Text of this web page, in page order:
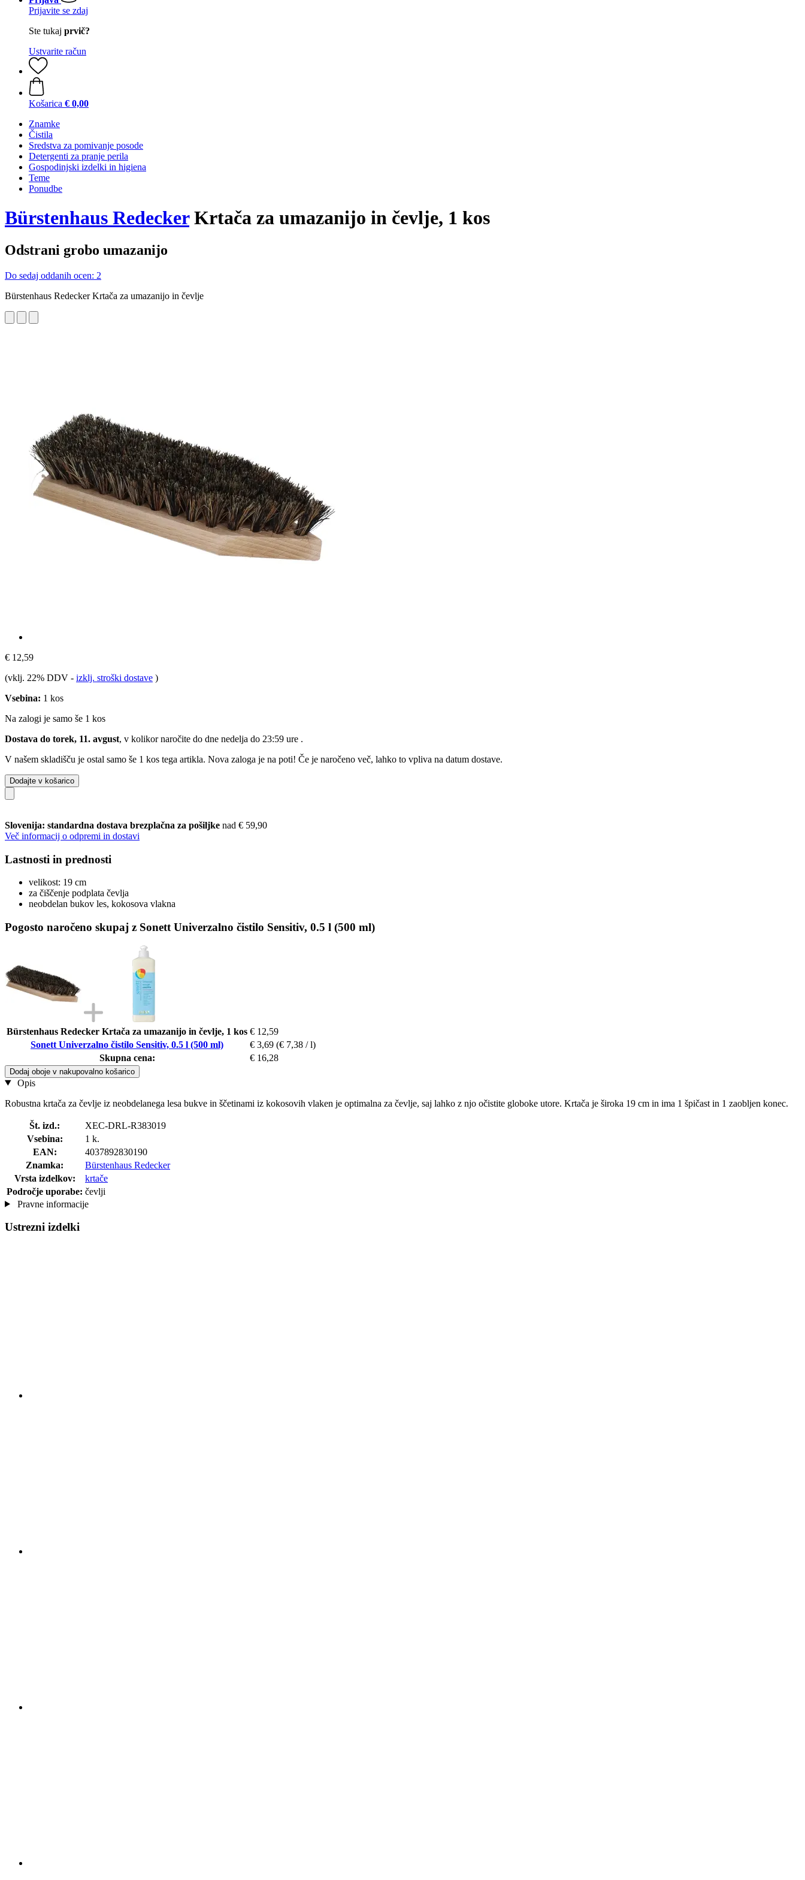
Prijavite se zdaj
Ste tukaj prvič?
Ustvarite račun
Košarica € 0,00
Znamke
Čistila
Sredstva za pomivanje posode
Detergenti za pranje perila
Gospodinjski izdelki in higiena
Teme
Ponudbe
Bürstenhaus RedeckerKrtača za umazanijo in čevlje, 1 kos
Odstrani grobo umazanijo
Do sedaj oddanih ocen: 2
Bürstenhaus Redecker Krtača za umazanijo in čevlje
€ 12,59
(vklj. 22% DDV - izklj. stroški dostave )
Vsebina: 1 kos
Na zalogi je samo še 1 kos
Dostava do torek, 11. avgust, v kolikor naročite do dne nedelja do 23:59 ure .
V našem skladišču je ostal samo še 1 kos tega artikla. Nova zaloga je na poti! Če je naročeno več, lahko to vpliva na datum dostave.
Dodajte v košarico
Slovenija: standardna dostava brezplačna za pošiljke nad € 59,90
Več informacij o odpremi in dostavi
Lastnosti in prednosti
velikost: 19 cm
za čiščenje podplata čevlja
neobdelan bukov les, kokosova vlakna
Pogosto naročeno skupaj z Sonett Univerzalno čistilo Sensitiv, 0.5 l (500 ml)
Bürstenhaus Redecker Krtača za umazanijo in čevlje, 1 kos € 12,59
Sonett Univerzalno čistilo Sensitiv, 0.5 l (500 ml)
€ 3,69 (€ 7,38 / l)
Skupna cena:
€ 16,28
Dodaj oboje v nakupovalno košarico
Opis
Robustna krtača za čevlje iz neobdelanega lesa bukve in ščetinami iz kokosovih vlaken je optimalna za čevlje, saj lahko z njo očistite globoke utore. Krtača je široka 19 cm in ima 1 špičast in 1 zaobljen konec.
Št. izd.:
XEC-DRL-R383019
Vsebina:
1 k.
EAN:
4037892830190
Znamka:
Bürstenhaus Redecker
Vrsta izdelkov:
krtače
Področje uporabe: čevlji
Pravne informacije
Ustrezni izdelki